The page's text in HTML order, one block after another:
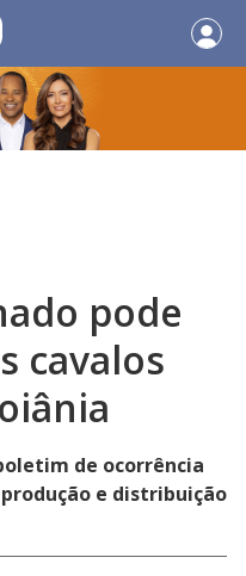
pode
cavalos
de ocorrência
e distribuição